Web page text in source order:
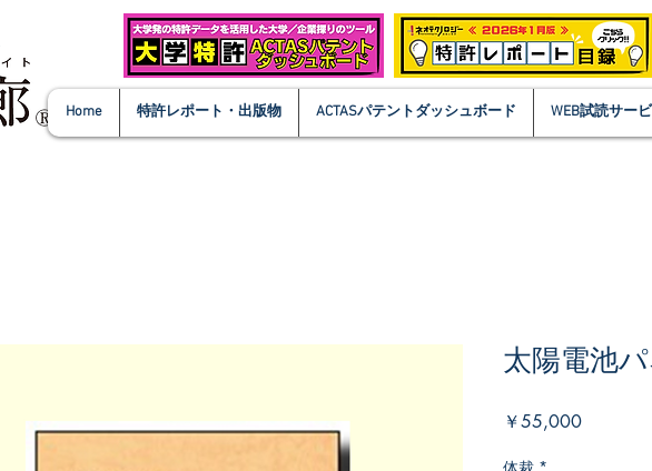
Home 特許レポート・出版物 ACTASパテントダッシュボード WEB試読サー
太陽電池
￥55,000価